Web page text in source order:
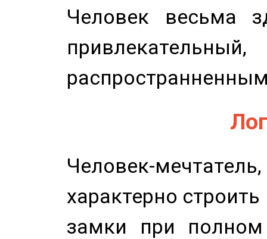
Человек весьма
Человек-
характерно
замки при полном